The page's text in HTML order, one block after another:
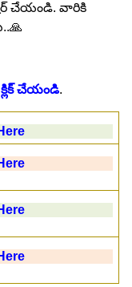
చేయండి. వారికి
చేయండి.